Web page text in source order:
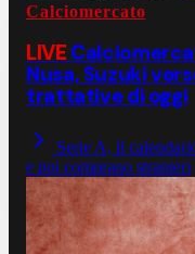
Calciomercato
LIVE
Nusa, Suzuki
trattative di oggi
Serie A, il
e poi comprano stranieri